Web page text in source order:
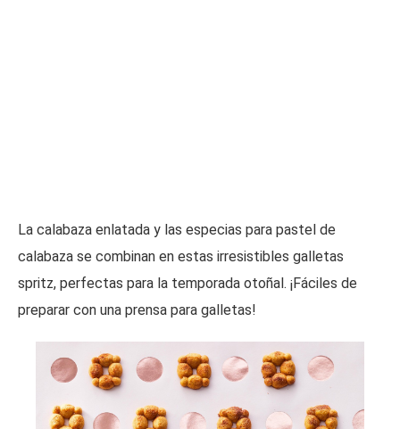
La calabaza enlatada y las especias para pastel de
calabaza se combinan en estas irresistibles galletas
spritz, perfectas para la temporada otoñal. ¡Fáciles de
preparar con una prensa para galletas!